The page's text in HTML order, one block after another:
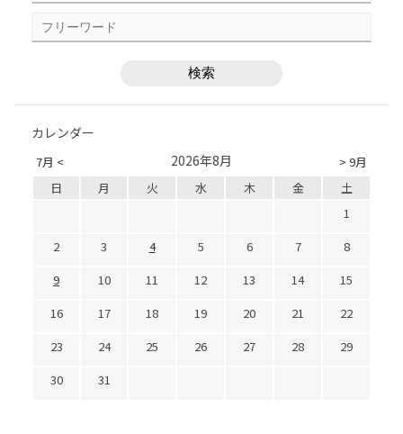
カレンダー
7月 < > 9月
2026年8月
日 月 火 水 木 金
土
1
2
3 4 5 6 7
8
9
10 11 12 13 14
15
16
17 18 19 20 21
22
23
24 25 26 27 28
29
30
31